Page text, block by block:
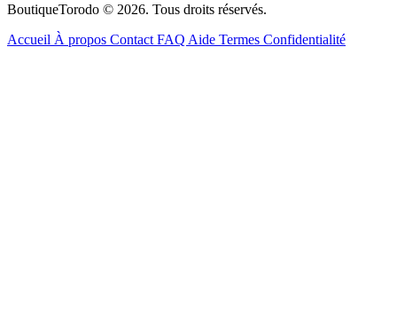
BoutiqueTorodo © 2026. Tous droits réservés.
Accueil À propos Contact FAQ Aide Termes Confidentialité